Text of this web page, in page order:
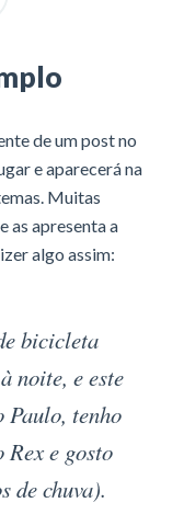
de um post no
e aparecerá na
Muitas
as apresenta a
algo assim:
bicicleta
noite, e este
Paulo, tenho
Rex e gosto
de chuva).